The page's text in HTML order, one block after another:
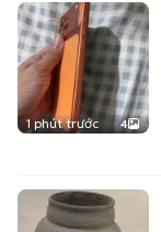
1 phút trước 4